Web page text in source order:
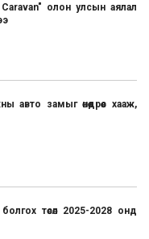
олон улсын аялал
замыг өнөөдрөөс хааж,
төсөл 2025-2028 онд